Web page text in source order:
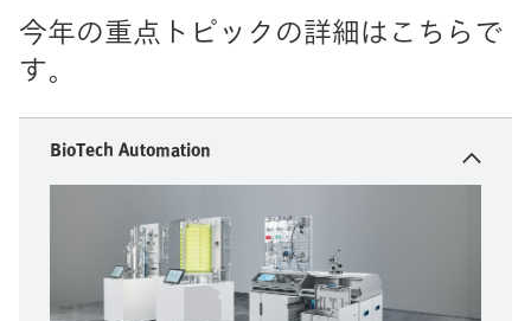
今年の重点トピックの詳細はこちらで
す。
BioTech Automation